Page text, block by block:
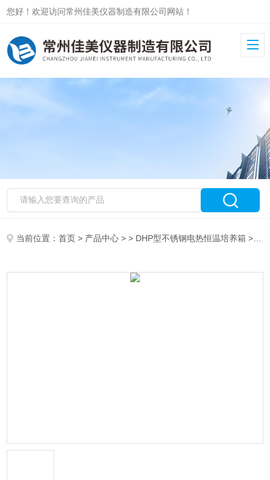
您好！欢迎访问常州佳美仪器制造有限公司网站！
当前位置：首页 > 产品中心 > > DHP型不锈钢电热恒温培养箱 > DHP-420电热恒温培养箱